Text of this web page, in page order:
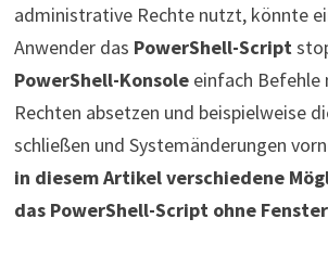
administrative Rechte nutzt, könnte
Anwender das PowerShell-Script
PowerShell-Konsoleeinfach Befehle
Rechten absetzen und beispielweise
schließen und Systemänderungen
in diesem Artikel verschiedene
das PowerShell-Script ohne